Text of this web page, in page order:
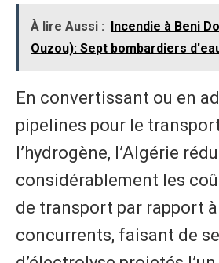
À lire Aussi : Incendie à Beni
Ouzou): Sept bombardiers
​En convertissant ou en
pipelines pour le
l’hydrogène, l’Algérie
considérablement les
de transport par rapport
concurrents, faisant de